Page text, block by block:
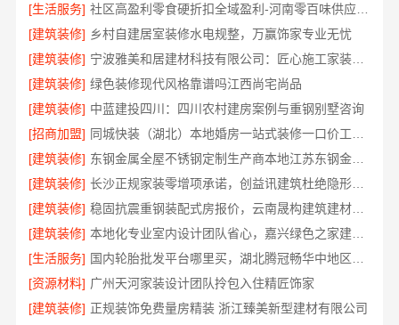
[生活服务]
社区高盈利零食硬折扣全域盈利-河南零百味供应链有限公司
[建筑装修] 乡村自建居室装修水电规整，万赢饰家专业无忧
[建筑装修]
宁波雅美和居建材科技有限公司：匠心施工家装改造二手房改造
[建筑装修] 绿色装修现代风格靠谱吗江西尚宅尚品
[建筑装修] 中蓝建投四川：四川农村建房案例与重钢别墅咨询
[招商加盟]
[建筑装修]
东钢金属全屋不锈钢定制生产商本地江苏东钢金属科技有限公司
[建筑装修]
长沙正规家装零增项承诺，创益讯建筑杜绝隐形消费
[建筑装修]
稳固抗震重钢装配式房报价，云南晟构建筑建材有限公司透明公开
[建筑装修]
本地化专业室内设计团队省心，嘉兴绿色之家建材科技有限公司全案
[生活服务]
[资源材料] 广州天河家装设计团队拎包入住精匠饰家
[建筑装修] 正规装饰免费量房精装 浙江臻美新型建材有限公司